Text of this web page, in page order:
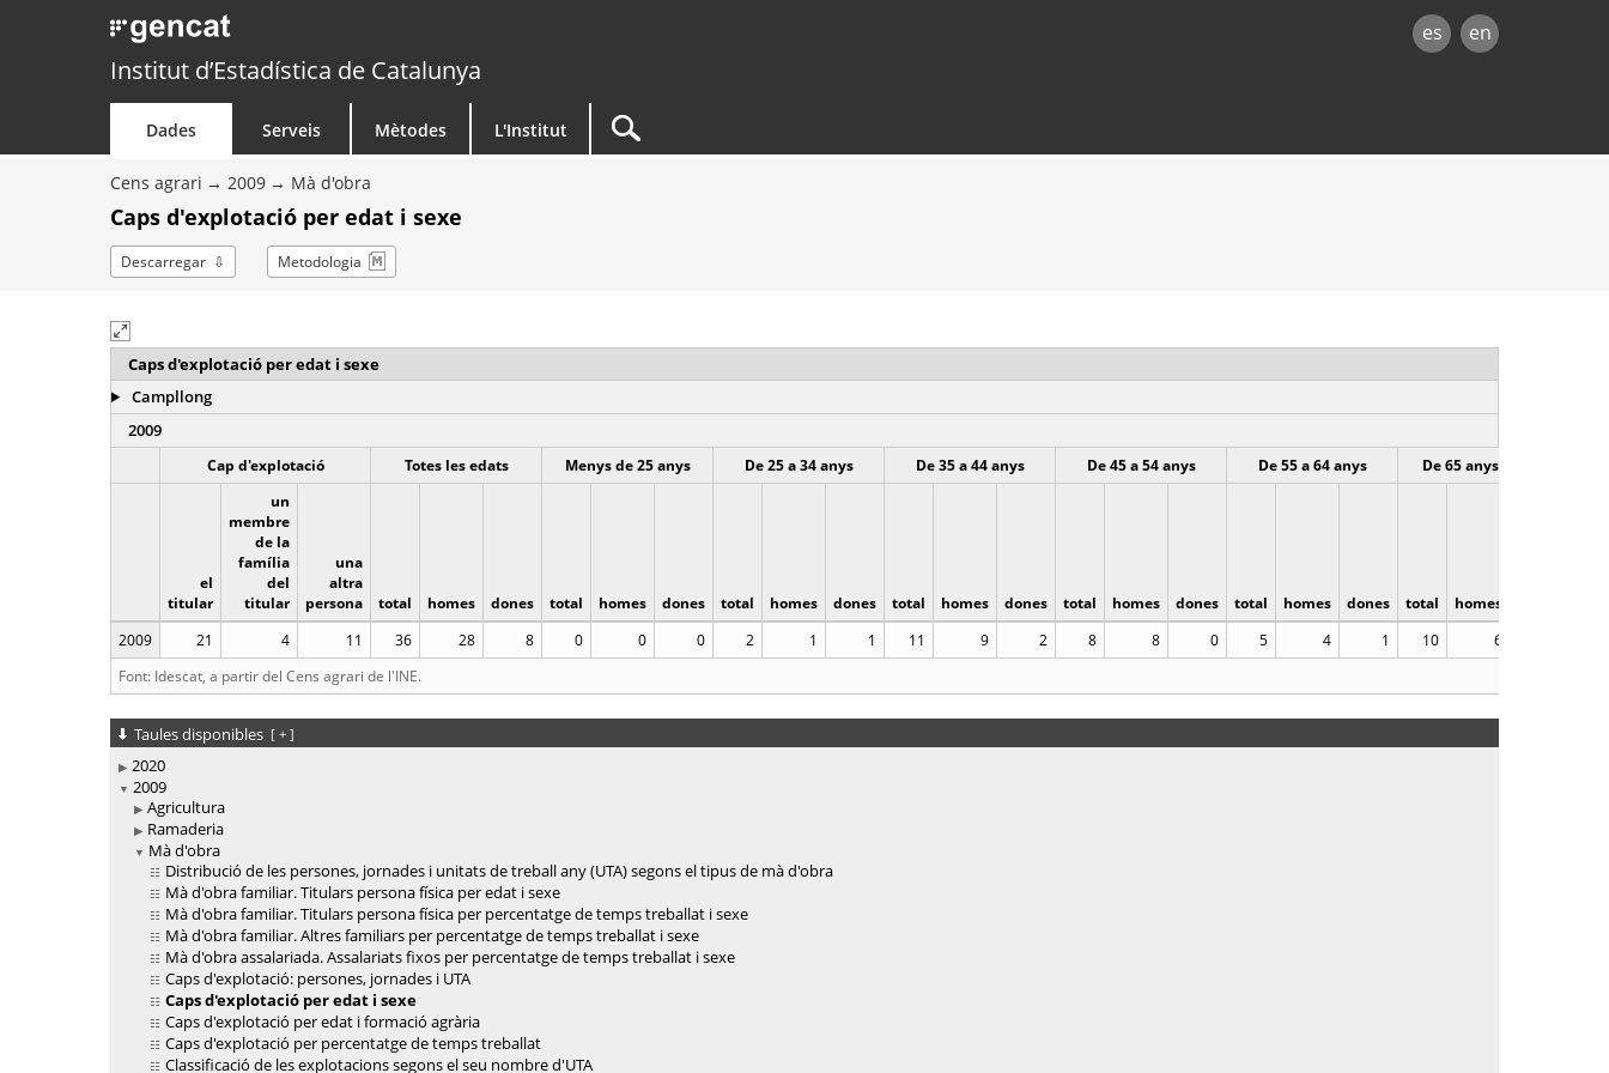
es en
Institut d’Estadística de Catalunya
Dades Serveis Mètodes L'Institut
Cens agrari 2009 Mà d'obra
Caps d'explotació per edat i sexe
Descarregar Metodologia
Caps d'explotació per edat i sexe
Campllong
2009
Cap d'explotació Totes les edats Menys de 25 anys De 25 a 34 anys De 35 a 44 anys De 45 a 54 anys De 55 a 64 anys De 65 anys o més
el
titular
un
membre
de la
família
del
titular
una
altra
persona
total homes dones total homes dones total homes dones total homes dones total homes dones total homes dones total homes
2009
21 4 11 36 28 8 0 0 0 2 1 1 11 9 2 8 8 0 5 4 1 10 6
Font: Idescat, a partir del Cens agrari de l'INE.
Taules disponibles [ + ]
2020
2009
Agricultura
Ramaderia
Mà d'obra
Distribució de les persones, jornades i unitats de treball any (UTA) segons el tipus de mà d'obra
Mà d'obra familiar. Titulars persona física per edat i sexe
Mà d'obra familiar. Titulars persona física per percentatge de temps treballat i sexe
Mà d'obra familiar. Altres familiars per percentatge de temps treballat i sexe
Mà d'obra assalariada. Assalariats fixos per percentatge de temps treballat i sexe
Caps d'explotació: persones, jornades i UTA
Caps d'explotació per edat i sexe
Caps d'explotació per edat i formació agrària
Caps d'explotació per percentatge de temps treballat
Classificació de les explotacions segons el seu nombre d'UTA